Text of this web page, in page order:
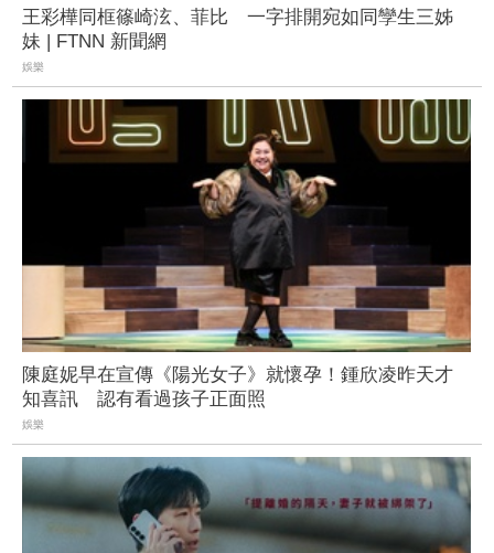
王彩樺同框篠崎泫、菲比 一字排開宛如同孿生三姊
妹 | FTNN 新聞網
娛樂
陳庭妮早在宣傳《陽光女子》就懷孕！鍾欣凌昨天才
知喜訊 認有看過孩子正面照
娛樂